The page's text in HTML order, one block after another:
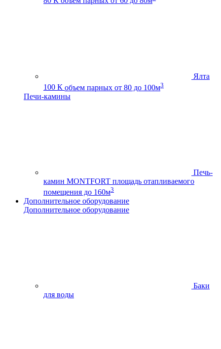
Ялта
100 К объем парных от 80 до 100м3
Печи-камины
Печь-
камин MONTFORT площадь отапливаемого
помещения до 160м3
Дополнительное оборудование
Дополнительное оборудование
Баки
для воды